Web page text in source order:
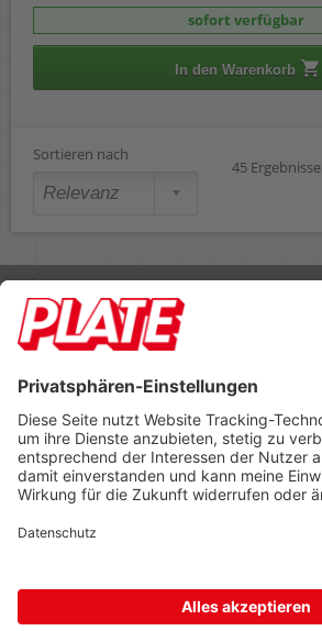
sofort verfügbar
In den Warenkorb
Sortieren nach
45 Ergebnisse
Rufen Sie uns an 04298 401-0
Lieferbedingungen Impressum
Footer anzeigen
PLATE Büromaterial Vertriebs GmbH
Hilligenwarf 5